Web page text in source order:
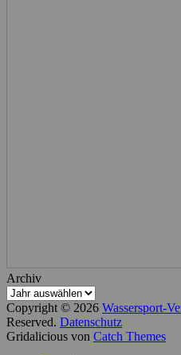
Archiv
Copyright © 2026 Wassersport-
Reserved. Datenschutz
Gridalicious von Catch Themes